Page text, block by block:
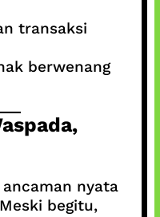
transaksi
berwenang
nyata
begitu,